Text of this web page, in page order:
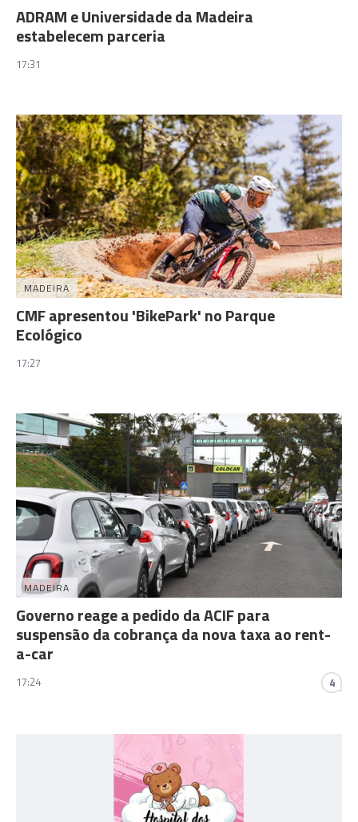
ADRAM e Universidade da Madeira
estabelecem parceria
17:31
MADEIRA
CMF apresentou 'BikePark' no Parque
Ecológico
17:27
MADEIRA
Governo reage a pedido da ACIF para
suspensão da cobrança da nova taxa ao rent-
a-car
17:24 4